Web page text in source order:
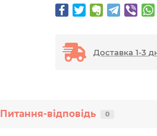
Доставка 1-3
Питання-відповідь 0